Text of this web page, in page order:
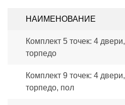
НАИМЕНОВАНИЕ
Комплект 5 точек: 4 двери,
торпедо
Комплект 9 точек: 4 двери,
торпедо, пол